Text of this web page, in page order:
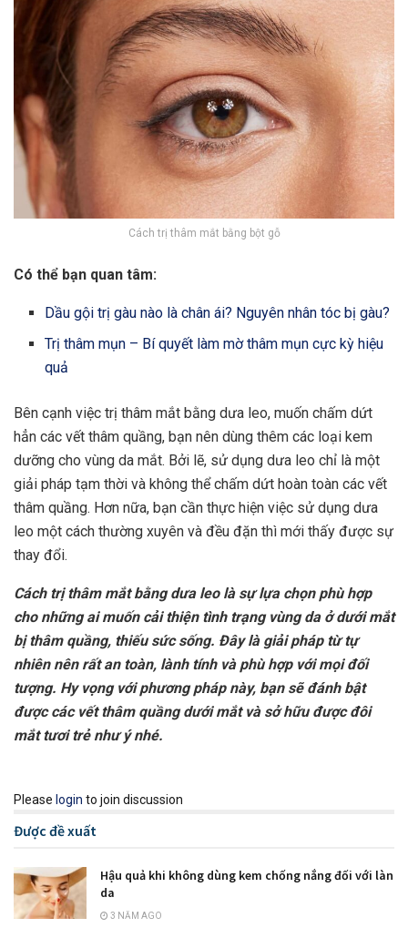
Cách trị thâm mắt bằng bột gỗ
Có thể bạn quan tâm:
Dầu gội trị gàu nào là chân ái? Nguyên nhân tóc bị gàu?
Trị thâm mụn – Bí quyết làm mờ thâm mụn cực kỳ hiệu
quả
Bên cạnh việc trị thâm mắt bằng dưa leo, muốn chấm dứt
hẳn các vết thâm quầng, bạn nên dùng thêm các loại kem
dưỡng cho vùng da mắt. Bởi lẽ, sử dụng dưa leo chỉ là một
giải pháp tạm thời và không thể chấm dứt hoàn toàn các vết
thâm quầng. Hơn nữa, bạn cần thực hiện việc sử dụng dưa
leo một cách thường xuyên và đều đặn thì mới thấy được sự
thay đổi.
Cách trị thâm mắt bằng dưa leo là sự lựa chọn phù hợp
cho những ai muốn cải thiện tình trạng vùng da ở dưới mắt
bị thâm quầng, thiếu sức sống. Đây là giải pháp từ tự
nhiên nên rất an toàn, lành tính và phù hợp với mọi đối
tượng. Hy vọng với phương pháp này, bạn sẽ đánh bật
được các vết thâm quầng dưới mắt và sở hữu được đôi
mắt tươi trẻ như ý nhé.
Please login to join discussion
Được đề xuất
Hậu quả khi không dùng kem chống nắng đối với làn
da
3 NĂM AGO